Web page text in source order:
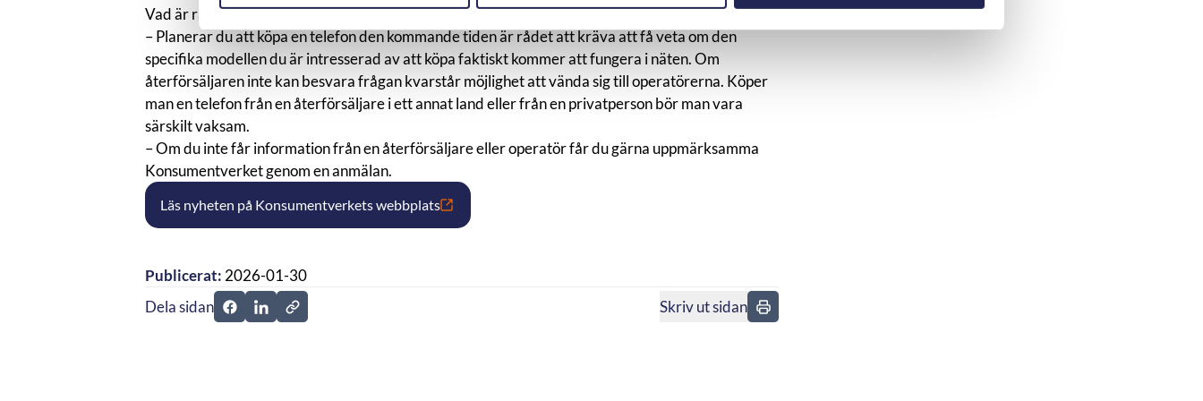
Vad är rådet till konsumenterna?
– Planerar du att köpa en telefon den kommande tiden är rådet att kräva att få veta om den
specifika modellen du är intresserad av att köpa faktiskt kommer att fungera i näten. Om
återförsäljaren inte kan besvara frågan kvarstår möjlighet att vända sig till operatörerna. Köper
man en telefon från en återförsäljare i ett annat land eller från en privatperson bör man vara
särskilt vaksam.
– Om du inte får information från en återförsäljare eller operatör får du gärna uppmärksamma
Konsumentverket genom en anmälan.
Läs nyheten på Konsumentverkets webbplats
Publicerat: 2026-01-30
Dela sidan
Dela sidan på Facebook
Dela sidan på Linkedin
Skriv ut sidan